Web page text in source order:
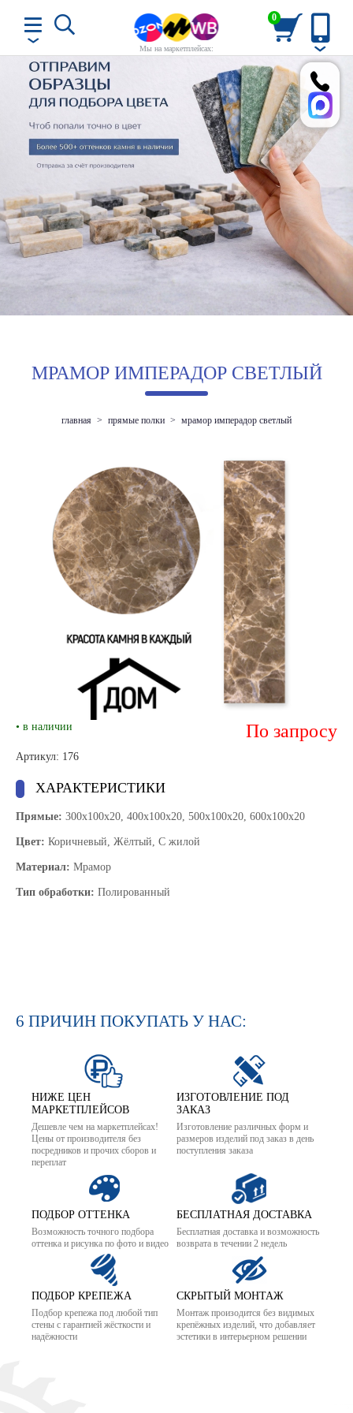
Мы на маркетплейсах:
0
МРАМОР ИМПЕРАДОР СВЕТЛЫЙ
главная > прямые полки > мрамор имперадор светлый
• в наличии По запросу
Артикул: 176
ХАРАКТЕРИСТИКИ
Прямые: 300x100x20, 400x100x20, 500x100x20, 600x100x20
Цвет: Коричневый, Жёлтый, С жилой
Материал: Мрамор
Тип обработки: Полированный
6 ПРИЧИН ПОКУПАТЬ У НАС:
НИЖЕ ЦЕН
МАРКЕТПЛЕЙСОВ
Дешевле чем на маркетплейсах!
Цены от производителя без
посредников и прочих сборов и
переплат
ИЗГОТОВЛЕНИЕ ПОД
ЗАКАЗ
Изготовление различных форм и
размеров изделий под заказ в день
поступления заказа
ПОДБОР ОТТЕНКА
Возможность точного подбора
оттенка и рисунка по фото и видео
БЕСПЛАТНАЯ ДОСТАВКА
Бесплатная доставка и возможность
возврата в течении 2 недель
ПОДБОР КРЕПЕЖА
Подбор крепежа под любой тип
стены с гарантией жёсткости и
надёжности
СКРЫТЫЙ МОНТАЖ
Монтаж произодится без видимых
крепёжных изделий, что добавляет
эстетики в интерьерном решении